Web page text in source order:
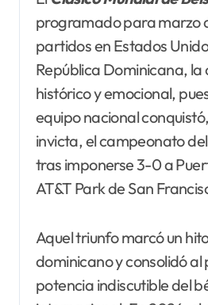
programado para marzo
partidos en Estados
República Dominicana, la
histórico y emocional,
equipo nacional
invicta, el campeonato
tras imponerse 3-0 a
AT&T Park de San
Aquel triunfo marcó un
dominicano y consolidó al
potencia indiscutible del